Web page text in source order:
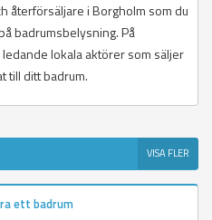
återförsäljare i Borgholm som du
badrumsbelysning. På
lokala aktörer som säljer
till ditt badrum.
VISA FLER
ett badrum